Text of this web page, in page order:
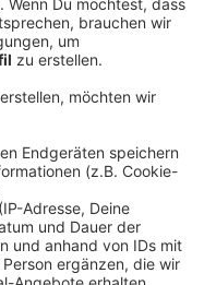
nur ein
Smart, haben zig
benutzen